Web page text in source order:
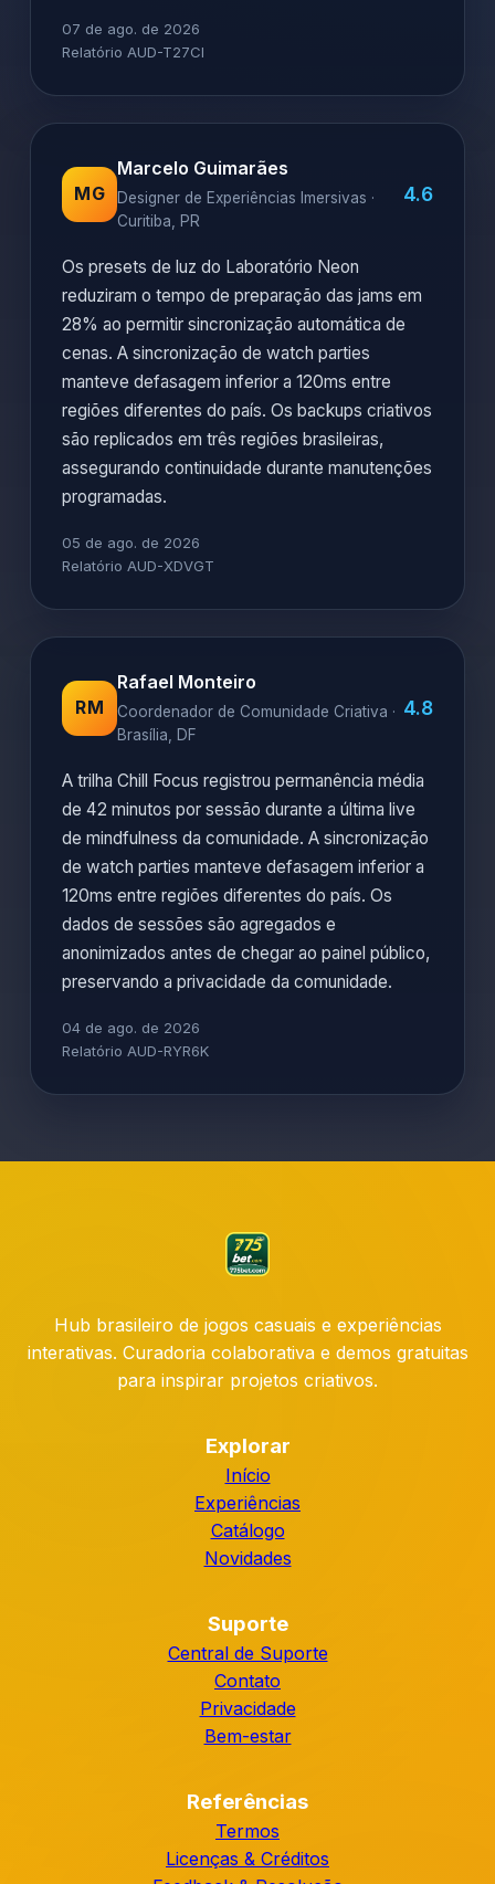
07 de ago. de 2026
Relatório AUD-T27CI
MG
Marcelo Guimarães
Designer de Experiências Imersivas ·
Curitiba, PR
4.6
Os presets de luz do Laboratório Neon
reduziram o tempo de preparação das jams em
28% ao permitir sincronização automática de
cenas. A sincronização de watch parties
manteve defasagem inferior a 120ms entre
regiões diferentes do país. Os backups criativos
são replicados em três regiões brasileiras,
assegurando continuidade durante manutenções
programadas.
05 de ago. de 2026
Relatório AUD-XDVGT
RM
Rafael Monteiro
Coordenador de Comunidade Criativa ·
Brasília, DF
4.8
A trilha Chill Focus registrou permanência média
de 42 minutos por sessão durante a última live
de mindfulness da comunidade. A sincronização
de watch parties manteve defasagem inferior a
120ms entre regiões diferentes do país. Os
dados de sessões são agregados e
anonimizados antes de chegar ao painel público,
preservando a privacidade da comunidade.
04 de ago. de 2026
Relatório AUD-RYR6K
Hub brasileiro de jogos casuais e experiências
interativas. Curadoria colaborativa e demos gratuitas
para inspirar projetos criativos.
Explorar
Início
Experiências
Catálogo
Novidades
Suporte
Central de Suporte
Contato
Privacidade
Bem-estar
Referências
Termos
Licenças & Créditos